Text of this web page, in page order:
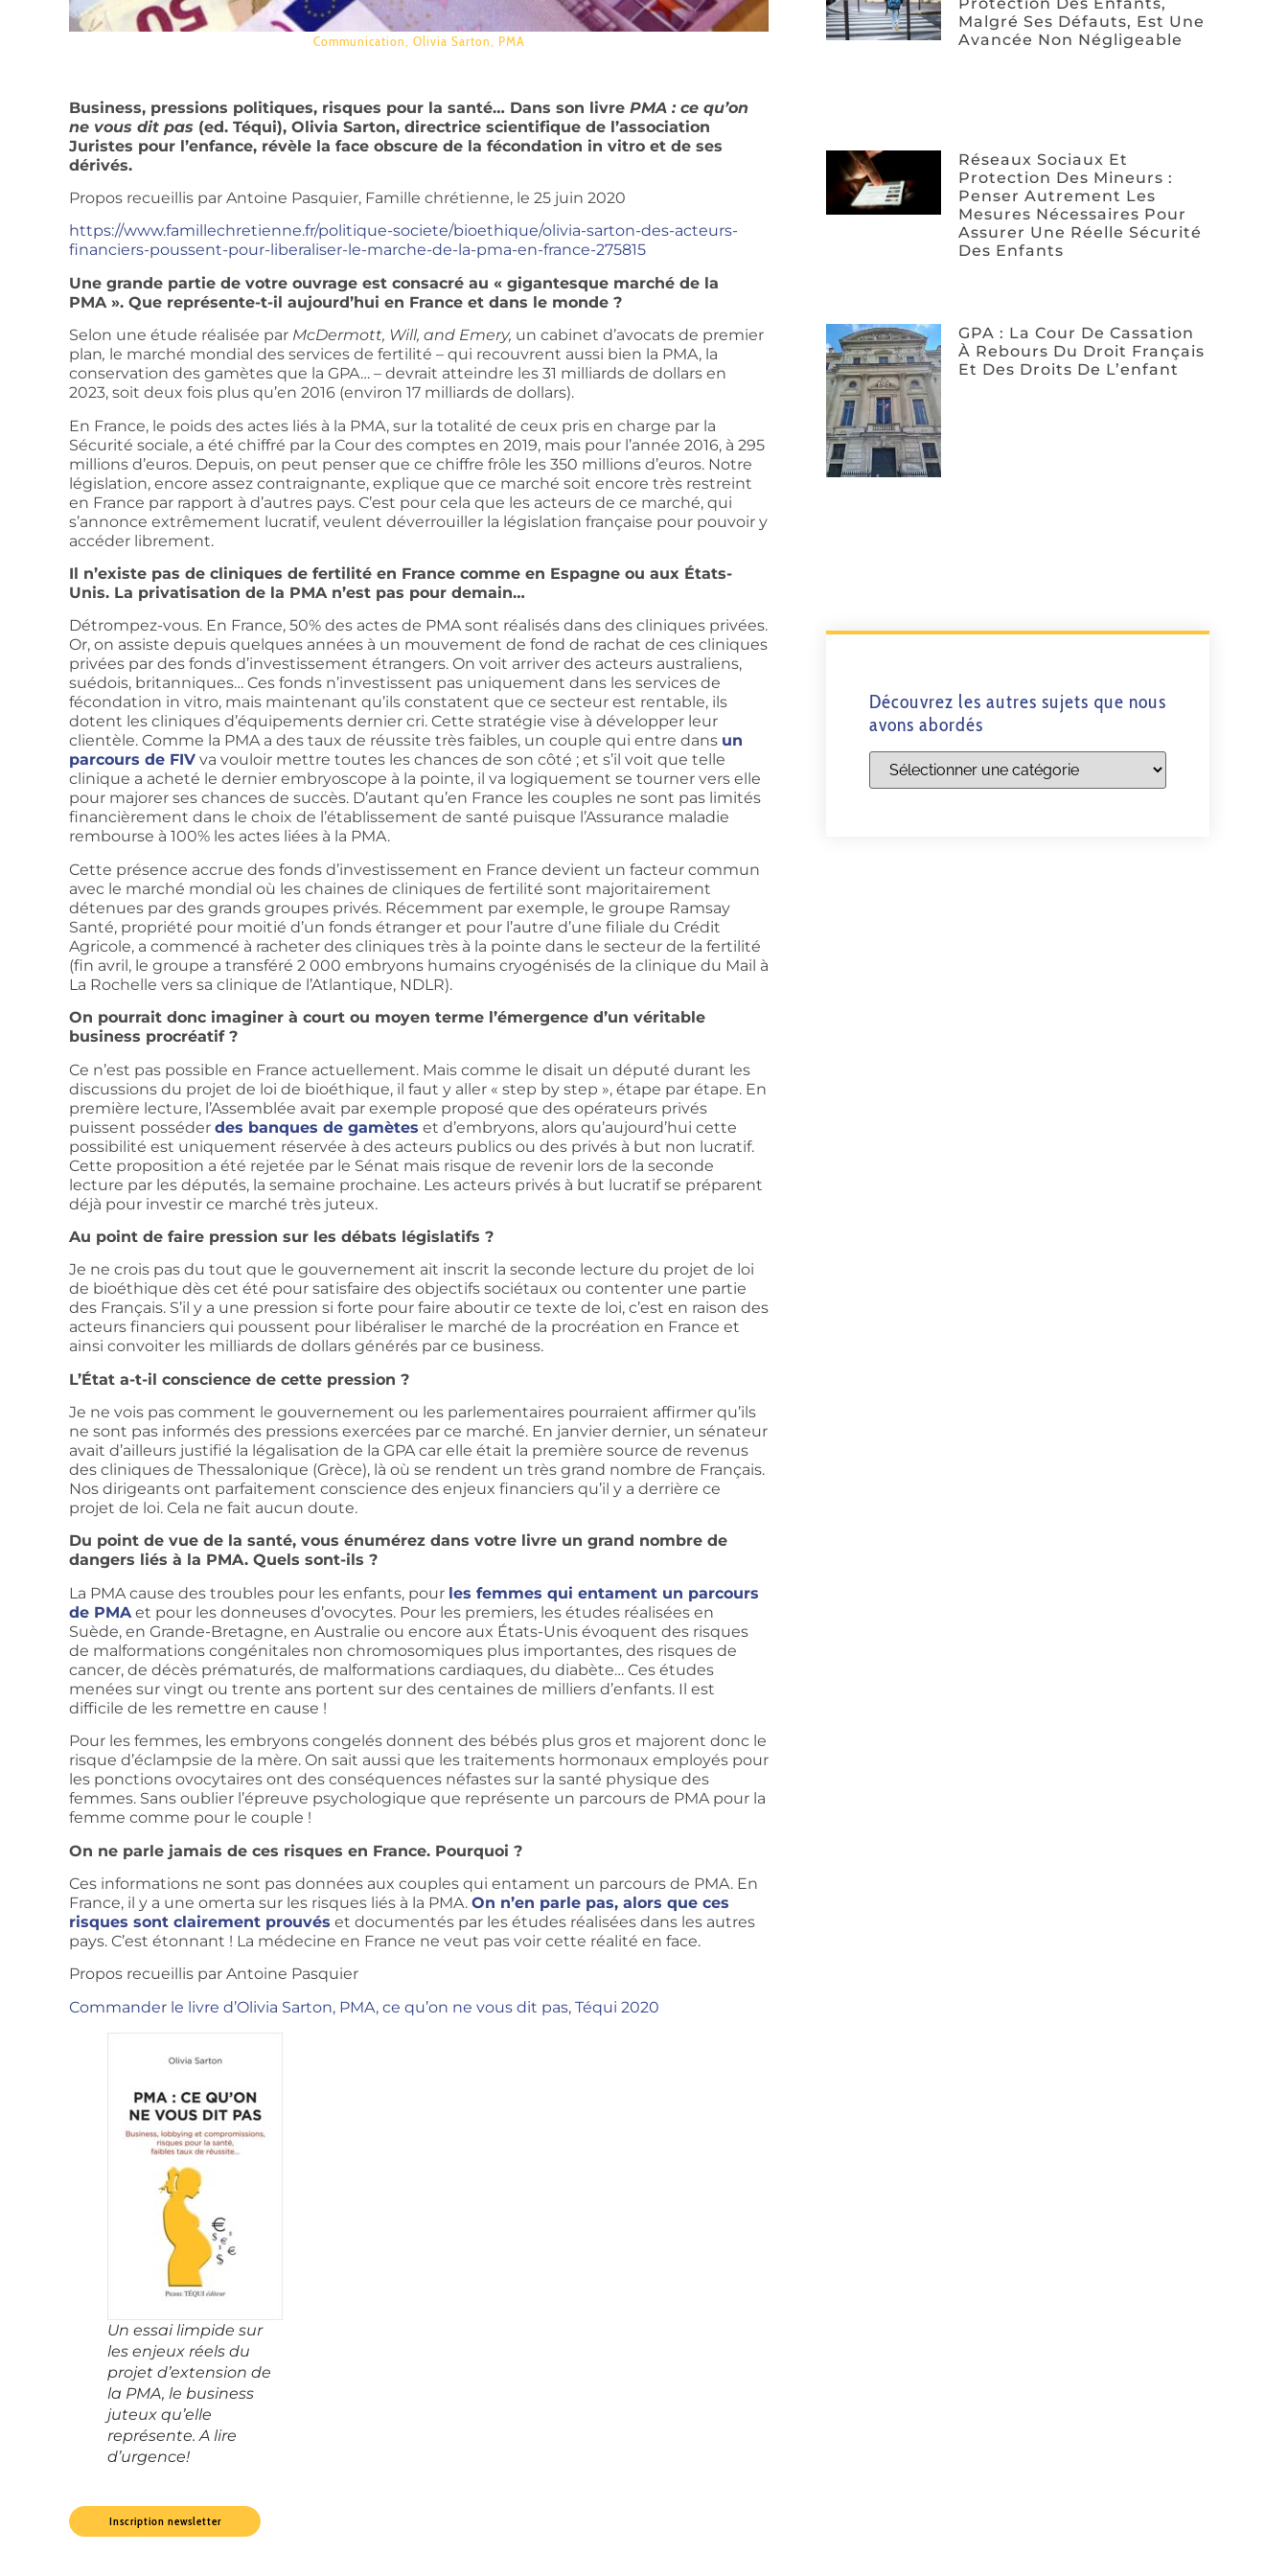
Communication, Olivia Sarton, PMA
Business, pressions politiques, risques pour la santé… Dans son livre PMA : ce qu’on
ne vous dit pas (ed. Téqui), Olivia Sarton, directrice scientifique de l’association
Juristes pour l’enfance, révèle la face obscure de la fécondation in vitro et de ses
dérivés.
Propos recueillis par Antoine Pasquier, Famille chrétienne, le 25 juin 2020
https://www.famillechretienne.fr/politique-societe/bioethique/olivia-sarton-des-acteurs-
financiers-poussent-pour-liberaliser-le-marche-de-la-pma-en-france-275815
Une grande partie de votre ouvrage est consacré au « gigantesque marché de la
PMA ». Que représente-t-il aujourd’hui en France et dans le monde ?
Selon une étude réalisée par McDermott, Will, and Emery, un cabinet d’avocats de premier
plan, le marché mondial des services de fertilité – qui recouvrent aussi bien la PMA, la
conservation des gamètes que la GPA… – devrait atteindre les 31 milliards de dollars en
2023, soit deux fois plus qu’en 2016 (environ 17 milliards de dollars).
En France, le poids des actes liés à la PMA, sur la totalité de ceux pris en charge par la
Sécurité sociale, a été chiffré par la Cour des comptes en 2019, mais pour l’année 2016, à 295
millions d’euros. Depuis, on peut penser que ce chiffre frôle les 350 millions d’euros. Notre
législation, encore assez contraignante, explique que ce marché soit encore très restreint
en France par rapport à d’autres pays. C’est pour cela que les acteurs de ce marché, qui
s’annonce extrêmement lucratif, veulent déverrouiller la législation française pour pouvoir y
accéder librement.
Il n’existe pas de cliniques de fertilité en France comme en Espagne ou aux États-
Unis. La privatisation de la PMA n’est pas pour demain…
Détrompez-vous. En France, 50% des actes de PMA sont réalisés dans des cliniques privées.
Or, on assiste depuis quelques années à un mouvement de fond de rachat de ces cliniques
privées par des fonds d’investissement étrangers. On voit arriver des acteurs australiens,
suédois, britanniques… Ces fonds n’investissent pas uniquement dans les services de
fécondation in vitro, mais maintenant qu’ils constatent que ce secteur est rentable, ils
dotent les cliniques d’équipements dernier cri. Cette stratégie vise à développer leur
clientèle. Comme la PMA a des taux de réussite très faibles, un couple qui entre dans un
parcours de FIV va vouloir mettre toutes les chances de son côté ; et s’il voit que telle
clinique a acheté le dernier embryoscope à la pointe, il va logiquement se tourner vers elle
pour majorer ses chances de succès. D’autant qu’en France les couples ne sont pas limités
financièrement dans le choix de l’établissement de santé puisque l’Assurance maladie
rembourse à 100% les actes liées à la PMA.
Cette présence accrue des fonds d’investissement en France devient un facteur commun
avec le marché mondial où les chaines de cliniques de fertilité sont majoritairement
détenues par des grands groupes privés. Récemment par exemple, le groupe Ramsay
Santé, propriété pour moitié d’un fonds étranger et pour l’autre d’une filiale du Crédit
Agricole, a commencé à racheter des cliniques très à la pointe dans le secteur de la fertilité
(fin avril, le groupe a transféré 2 000 embryons humains cryogénisés de la clinique du Mail à
La Rochelle vers sa clinique de l’Atlantique, NDLR).
On pourrait donc imaginer à court ou moyen terme l’émergence d’un véritable
business procréatif ?
Ce n’est pas possible en France actuellement. Mais comme le disait un député durant les
discussions du projet de loi de bioéthique, il faut y aller « step by step », étape par étape. En
première lecture, l’Assemblée avait par exemple proposé que des opérateurs privés
puissent posséder des banques de gamètes et d’embryons, alors qu’aujourd’hui cette
possibilité est uniquement réservée à des acteurs publics ou des privés à but non lucratif.
Cette proposition a été rejetée par le Sénat mais risque de revenir lors de la seconde
lecture par les députés, la semaine prochaine. Les acteurs privés à but lucratif se préparent
déjà pour investir ce marché très juteux.
Au point de faire pression sur les débats législatifs ?
Je ne crois pas du tout que le gouvernement ait inscrit la seconde lecture du projet de loi
de bioéthique dès cet été pour satisfaire des objectifs sociétaux ou contenter une partie
des Français. S’il y a une pression si forte pour faire aboutir ce texte de loi, c’est en raison des
acteurs financiers qui poussent pour libéraliser le marché de la procréation en France et
ainsi convoiter les milliards de dollars générés par ce business.
L’État a-t-il conscience de cette pression ?
Je ne vois pas comment le gouvernement ou les parlementaires pourraient affirmer qu’ils
ne sont pas informés des pressions exercées par ce marché. En janvier dernier, un sénateur
avait d’ailleurs justifié la légalisation de la GPA car elle était la première source de revenus
des cliniques de Thessalonique (Grèce), là où se rendent un très grand nombre de Français.
Nos dirigeants ont parfaitement conscience des enjeux financiers qu’il y a derrière ce
projet de loi. Cela ne fait aucun doute.
Du point de vue de la santé, vous énumérez dans votre livre un grand nombre de
dangers liés à la PMA. Quels sont-ils ?
La PMA cause des troubles pour les enfants, pour les femmes qui entament un parcours
de PMAet pour les donneuses d’ovocytes. Pour les premiers, les études réalisées en
Suède, en Grande-Bretagne, en Australie ou encore aux États-Unis évoquent des risques
de malformations congénitales non chromosomiques plus importantes, des risques de
cancer, de décès prématurés, de malformations cardiaques, du diabète… Ces études
menées sur vingt ou trente ans portent sur des centaines de milliers d’enfants. Il est
difficile de les remettre en cause !
Pour les femmes, les embryons congelés donnent des bébés plus gros et majorent donc le
risque d’éclampsie de la mère. On sait aussi que les traitements hormonaux employés pour
les ponctions ovocytaires ont des conséquences néfastes sur la santé physique des
femmes. Sans oublier l’épreuve psychologique que représente un parcours de PMA pour la
femme comme pour le couple !
On ne parle jamais de ces risques en France. Pourquoi ?
Ces informations ne sont pas données aux couples qui entament un parcours de PMA. En
France, il y a une omerta sur les risques liés à la PMA. On n’en parle pas, alors que ces
risques sont clairement prouvés et documentés par les études réalisées dans les autres
pays. C’est étonnant ! La médecine en France ne veut pas voir cette réalité en face.
Propos recueillis par Antoine Pasquier
Commander le livre d’Olivia Sarton, PMA, ce qu’on ne vous dit pas, Téqui 2020
Un essai limpide sur
les enjeux réels du
projet d’extension de
la PMA, le business
juteux qu’elle
représente. A lire
d’urgence!
Inscription newsletter
Malgré Ses Défauts, Est Une
Avancée Non Négligeable
Réseaux Sociaux Et
Protection Des Mineurs :
Penser Autrement Les
Mesures Nécessaires Pour
Assurer Une Réelle Sécurité
Des Enfants
GPA : La Cour De Cassation
À Rebours Du Droit Français
Et Des Droits De L’enfant
Découvrez les autres sujets que nous
avons abordés